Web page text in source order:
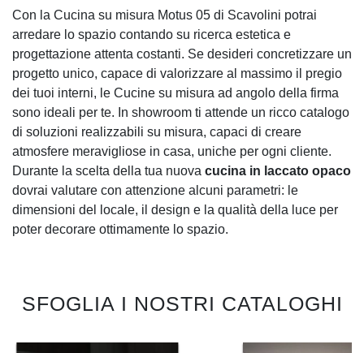
Con la Cucina su misura Motus 05 di Scavolini potrai
arredare lo spazio contando su ricerca estetica e
progettazione attenta costanti. Se desideri concretizzare un
progetto unico, capace di valorizzare al massimo il pregio
dei tuoi interni, le Cucine su misura ad angolo della firma
sono ideali per te. In showroom ti attende un ricco catalogo
di soluzioni realizzabili su misura, capaci di creare
atmosfere meravigliose in casa, uniche per ogni cliente.
Durante la scelta della tua nuova cucina in laccato opaco
dovrai valutare con attenzione alcuni parametri: le
dimensioni del locale, il design e la qualità della luce per
poter decorare ottimamente lo spazio.
SFOGLIA I NOSTRI CATALOGHI